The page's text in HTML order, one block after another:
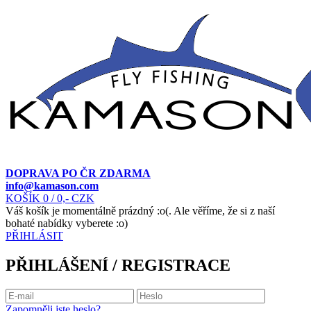
DOPRAVA PO ČR ZDARMA
info@kamason.com
KOŠÍK 0 / 0,- CZK
Váš košík je momentálně prázdný :o(. Ale věříme, že si z naší
bohaté nabídky vyberete :o)
PŘIHLÁSIT
PŘIHLÁŠENÍ / REGISTRACE